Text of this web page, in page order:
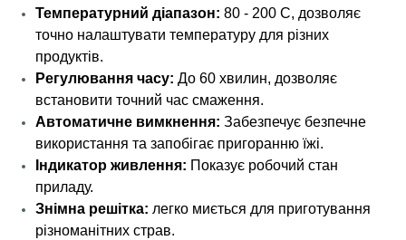
Температурний діапазон: 80 - 200 С, дозволяє
точно налаштувати температуру для різних
продуктів.
Регулювання часу: До 60 хвилин, дозволяє
встановити точний час смаження.
Автоматичне вимкнення: Забезпечує безпечне
використання та запобігає пригоранню їжі.
Індикатор живлення: Показує робочий стан
приладу.
Знімна решітка: легко миється для приготування
різноманітних страв.